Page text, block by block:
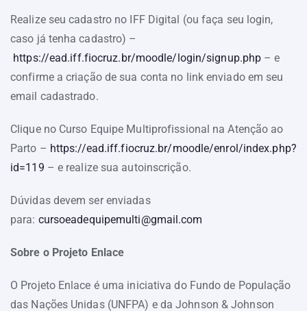
Realize seu cadastro no IFF Digital (ou faça seu login,
caso já tenha cadastro) –
https://ead.iff.fiocruz.br/moodle/login/signup.php – e
confirme a criação de sua conta no link enviado em seu
email cadastrado.
Clique no Curso Equipe Multiprofissional na Atenção ao
Parto – https://ead.iff.fiocruz.br/moodle/enrol/index.php?
id=119 – e realize sua autoinscrição.
Dúvidas devem ser enviadas
para: cursoeadequipemulti@gmail.com
Sobre o Projeto Enlace
O Projeto Enlace é uma iniciativa do Fundo de População
das Nações Unidas (UNFPA) e da Johnson & Johnson